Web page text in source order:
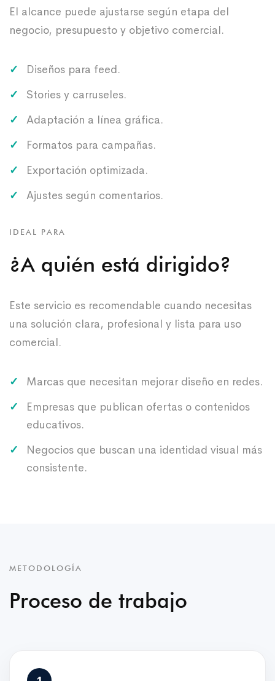
El alcance puede ajustarse según etapa del
negocio, presupuesto y objetivo comercial.
Diseños para feed.
Stories y carruseles.
Adaptación a línea gráfica.
Formatos para campañas.
Exportación optimizada.
Ajustes según comentarios.
IDEAL PARA
¿A quién está dirigido?
Este servicio es recomendable cuando necesitas
una solución clara, profesional y lista para uso
comercial.
Marcas que necesitan mejorar diseño en redes.
Empresas que publican ofertas o contenidos
educativos.
Negocios que buscan una identidad visual más
consistente.
METODOLOGÍA
Proceso de trabajo